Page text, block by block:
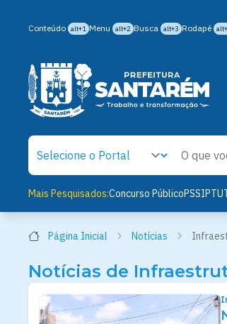
Conteúdo alt+1 Menu alt+2 Busca alt+3 Rodapé
Mais Pesquisados:Concurso PúblicoPSSIPTU
Página Inicial Notícias
Notícias de